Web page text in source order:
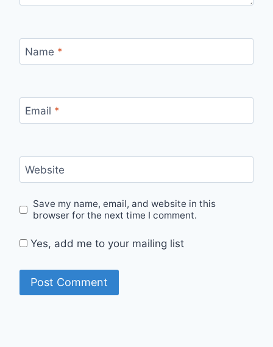
Name *
Email *
Website
Save my name, email, and website in this
browser for the next time I comment.
Yes, add me to your mailing list